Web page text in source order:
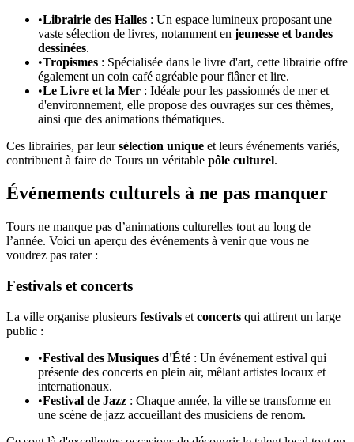
•Librairie des Halles : Un espace lumineux proposant une
vaste sélection de livres, notamment en jeunesse et bandes
dessinées.
•Tropismes : Spécialisée dans le livre d'art, cette librairie offre
également un coin café agréable pour flâner et lire.
•Le Livre et la Mer : Idéale pour les passionnés de mer et
d'environnement, elle propose des ouvrages sur ces thèmes,
ainsi que des animations thématiques.
Ces librairies, par leursélection unique et leurs événements variés,
contribuent à faire de Tours un véritable pôle culturel.
Événements culturels à ne pas manquer
Tours ne manque pas d’animations culturelles tout au long de
l’année. Voici un aperçu des événements à venir que vous ne
voudrez pas rater :
Festivals et concerts
La ville organise plusieurs festivals et concerts qui attirent un large
public :
•Festival des Musiques d'Été : Un événement estival qui
présente des concerts en plein air, mêlant artistes locaux et
internationaux.
•Festival de Jazz : Chaque année, la ville se transforme en
une scène de jazz accueillant des musiciens de renom.